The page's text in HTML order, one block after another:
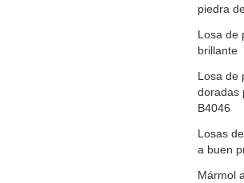
piedra
Losa de
brillante
Losa de
doradas
B4046
Losas
a buen
Mármol